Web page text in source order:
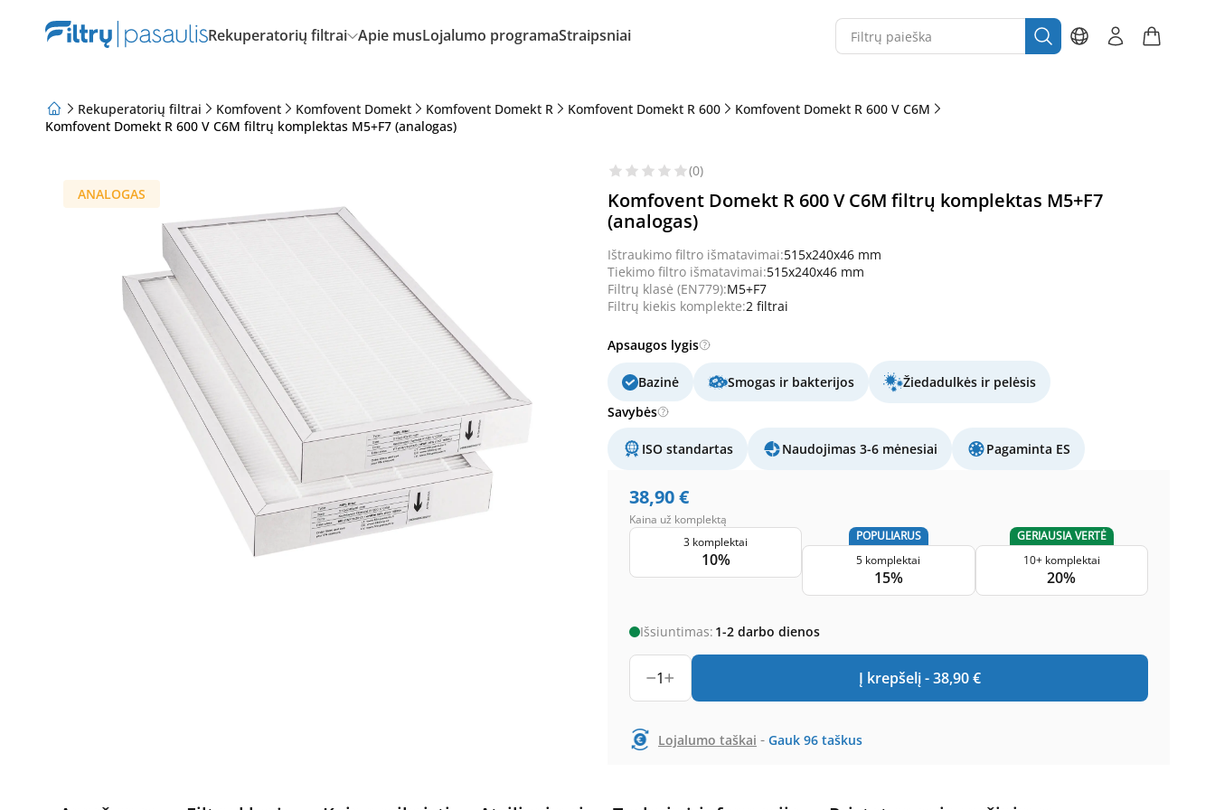
Rekuperatorių filtrai Apie musLojalumo programaStraipsniai
Apie mus
Rekuperatorių filtrai Komfovent Komfovent Domekt Komfovent Domekt R Komfovent Domekt R 600
Komfovent Domekt R 600 V C6M
Komfovent Domekt R 600 V C6M filtrų komplektas M5+F7 (analogas)
ANALOGAS
(0)
Komfovent Domekt R 600 V C6M filtrų komplektas M5+F7
(analogas)
Ištraukimo filtro išmatavimai:515x240x46 mm
Tiekimo filtro išmatavimai:515x240x46 mm
Filtrų klasė (EN779):M5+F7
Filtrų kiekis komplekte:2 filtrai
Apsaugos lygis
Bazinė Smogas ir bakterijos
Žiedadulkės ir pelėsis
Savybės
ISO standartas Naudojimas 3-6 mėnesiai Pagaminta ES
38,90€
Kaina už komplektą
3 komplektai
10%
POPULIARUS
5 komplektai
15%
GERIAUSIA VERTĖ
10+ komplektai
20%
Išsiuntimas: 1-2 darbo dienos
1 Į krepšelį -38,90€
Lojalumo taškai - Gauk 96 taškus